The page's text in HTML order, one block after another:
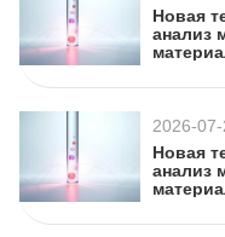
Новая
анализ
2026-07-
Новая
анализ